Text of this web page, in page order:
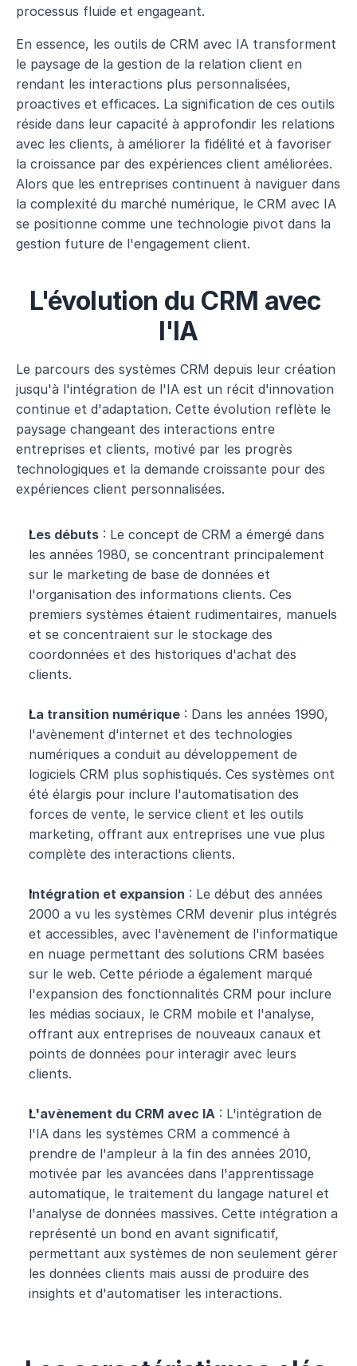
processus fluide et engageant.
En essence, les outils de CRM avec IA transforment
le paysage de la gestion de la relation client en
rendant les interactions plus personnalisées,
proactives et efficaces. La signification de ces outils
réside dans leur capacité à approfondir les relations
avec les clients, à améliorer la fidélité et à favoriser
la croissance par des expériences client améliorées.
Alors que les entreprises continuent à naviguer dans
la complexité du marché numérique, le CRM avec IA
se positionne comme une technologie pivot dans la
gestion future de l'engagement client.
L'évolution du CRM avec
l'IA
Le parcours des systèmes CRM depuis leur création
jusqu'à l'intégration de l'IA est un récit d'innovation
continue et d'adaptation. Cette évolution reflète le
paysage changeant des interactions entre
entreprises et clients, motivé par les progrès
technologiques et la demande croissante pour des
expériences client personnalisées.
Les débuts : Le concept de CRM a émergé dans
les années 1980, se concentrant principalement
sur le marketing de base de données et
l'organisation des informations clients. Ces
premiers systèmes étaient rudimentaires, manuels
et se concentraient sur le stockage des
coordonnées et des historiques d'achat des
clients.
La transition numérique : Dans les années 1990,
l'avènement d'internet et des technologies
numériques a conduit au développement de
logiciels CRM plus sophistiqués. Ces systèmes ont
été élargis pour inclure l'automatisation des
forces de vente, le service client et les outils
marketing, offrant aux entreprises une vue plus
complète des interactions clients.
Intégration et expansion : Le début des années
2000 a vu les systèmes CRM devenir plus intégrés
et accessibles, avec l'avènement de l'informatique
en nuage permettant des solutions CRM basées
sur le web. Cette période a également marqué
l'expansion des fonctionnalités CRM pour inclure
les médias sociaux, le CRM mobile et l'analyse,
offrant aux entreprises de nouveaux canaux et
points de données pour interagir avec leurs
clients.
L'avènement du CRM avec IA : L'intégration de
l'IA dans les systèmes CRM a commencé à
prendre de l'ampleur à la fin des années 2010,
motivée par les avancées dans l'apprentissage
automatique, le traitement du langage naturel et
l'analyse de données massives. Cette intégration a
représenté un bond en avant significatif,
permettant aux systèmes de non seulement gérer
les données clients mais aussi de produire des
insights et d'automatiser les interactions.